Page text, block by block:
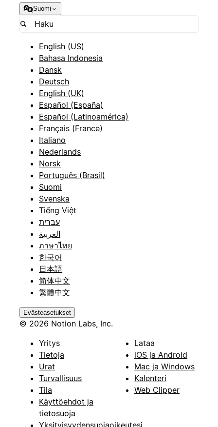
Suomi
English (US)
Bahasa Indonesia
Dansk
Deutsch
English (UK)
Español (España)
Español (Latinoamérica)
Français (France)
Italiano
Nederlands
Norsk
Português (Brasil)
Suomi
Svenska
Tiếng Việt
עברית
العربية
ภาษาไทย
한국어
日本語
简体中文
繁體中文
Evästeasetukset
© 2026 Notion Labs, Inc.
Yritys
Tietoja
Urat
Turvallisuus
Tila
Käyttöehdot ja
tietosuoja
Lataa
iOS ja Android
Mac ja Windows
Kalenteri
Web Clipper